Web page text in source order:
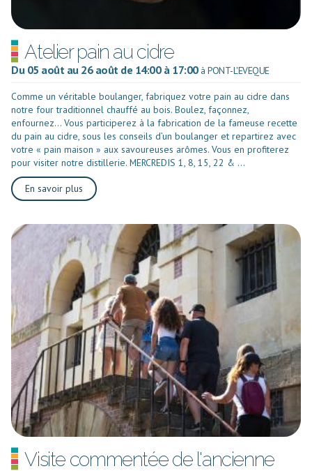
Atelier pain au cidre
Du 05 août au 26 août de 14:00 à 17:00 à PONT-L'EVEQUE
Comme un véritable boulanger, fabriquez votre pain au cidre dans
notre four traditionnel chauffé au bois. Boulez, façonnez,
enfournez… Vous participerez à la fabrication de la fameuse recette
du pain au cidre, sous les conseils d’un boulanger et repartirez avec
votre « pain maison » aux savoureuses arômes. Vous en profiterez
pour visiter notre distillerie. MERCREDIS 1, 8, 15, 22 & ...
En savoir plus
Visite commentée de l'ancienne